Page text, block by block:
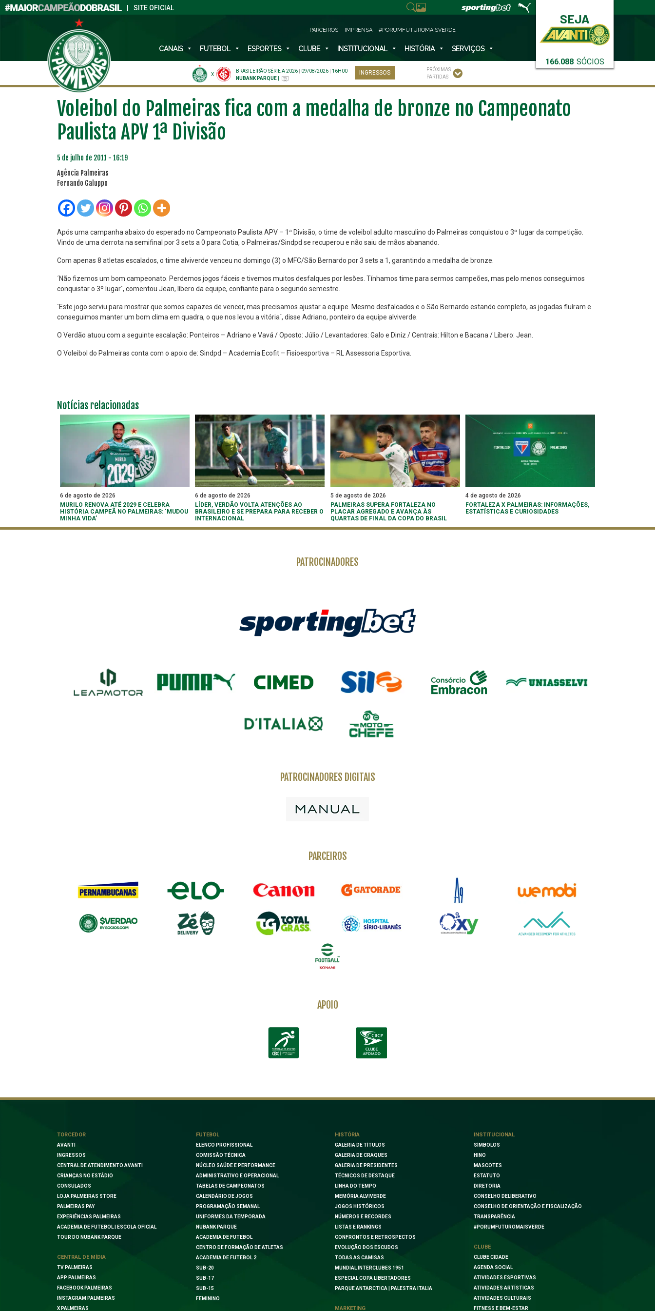
SITE OFICIAL
166.088 SÓCIOS
PARCEIROS IMPRENSA #PORUMFUTUROMAISVERDE
CANAIS FUTEBOL ESPORTES CLUBE INSTITUCIONAL HISTÓRIA SERVIÇOS
X
BRASILEIRÃO SÉRIE A 2026 09/08/2026
16H00
NUBANK PARQUE
INGRESSOS
PRÓXIMAS
PARTIDAS
Voleibol do Palmeiras fica com a medalha de bronze no Campeonato
Paulista APV 1ª Divisão
5 de julho de 2011 - 16:19
Agência Palmeiras
Fernando Galuppo
Após uma campanha abaixo do esperado no Campeonato Paulista APV – 1ª Divisão, o time de voleibol adulto masculino do Palmeiras conquistou o 3º lugar da competição.
Vindo de uma derrota na semifinal por 3 sets a 0 para Cotia, o Palmeiras/Sindpd se recuperou e não saiu de mãos abanando.
Com apenas 8 atletas escalados, o time alviverde venceu no domingo (3) o MFC/São Bernardo por 3 sets a 1, garantindo a medalha de bronze.
´Não fizemos um bom campeonato. Perdemos jogos fáceis e tivemos muitos desfalques por lesões. Tínhamos time para sermos campeões, mas pelo menos conseguimos
conquistar o 3º lugar´, comentou Jean, líbero da equipe, confiante para o segundo semestre.
´Este jogo serviu para mostrar que somos capazes de vencer, mas precisamos ajustar a equipe. Mesmo desfalcados e o São Bernardo estando completo, as jogadas fluíram e
conseguimos manter um bom clima em quadra, o que nos levou a vitória´, disse Adriano, ponteiro da equipe alviverde.
O Verdão atuou com a seguinte escalação: Ponteiros – Adriano e Vavá / Oposto: Júlio / Levantadores: Galo e Diniz / Centrais: Hilton e Bacana / Líbero: Jean.
O Voleibol do Palmeiras conta com o apoio de: Sindpd – Academia Ecofit – Fisioesportiva – RL Assessoria Esportiva.
Notícias relacionadas
6 de agosto de 2026
MURILO RENOVA ATÉ 2029 E CELEBRA
HISTÓRIA CAMPEÃ NO PALMEIRAS: ‘MUDOU
MINHA VIDA’
6 de agosto de 2026
LÍDER, VERDÃO VOLTA ATENÇÕES AO
BRASILEIRO E SE PREPARA PARA RECEBER O
INTERNACIONAL
5 de agosto de 2026
PALMEIRAS SUPERA FORTALEZA NO
PLACAR AGREGADO E AVANÇA ÀS
QUARTAS DE FINAL DA COPA DO BRASIL
4 de agosto de 2026
FORTALEZA X PALMEIRAS: INFORMAÇÕES,
ESTATÍSTICAS E CURIOSIDADES
PATROCINADORES
PATROCINADORES DIGITAIS
PARCEIROS
APOIO
TORCEDOR
AVANTI
INGRESSOS
CENTRAL DE ATENDIMENTO AVANTI
CRIANÇAS NO ESTÁDIO
CONSULADOS
LOJA PALMEIRAS STORE
PALMEIRAS PAY
EXPERIÊNCIAS PALMEIRAS
ACADEMIA DE FUTEBOL | ESCOLA OFICIAL
TOUR DO NUBANK PARQUE
CENTRAL DE MÍDIA
TV PALMEIRAS
APP PALMEIRAS
FACEBOOK PALMEIRAS
INSTAGRAM PALMEIRAS
X PALMEIRAS
FUTEBOL
ELENCO PROFISSIONAL
COMISSÃO TÉCNICA
NÚCLEO SAÚDE E PERFORMANCE
ADMINISTRATIVO E OPERACIONAL
TABELAS DE CAMPEONATOS
CALENDÁRIO DE JOGOS
PROGRAMAÇÃO SEMANAL
UNIFORMES DA TEMPORADA
NUBANK PARQUE
ACADEMIA DE FUTEBOL
CENTRO DE FORMAÇÃO DE ATLETAS
ACADEMIA DE FUTEBOL 2
SUB-20
SUB-17
SUB-15
FEMININO
HISTÓRIA
GALERIA DE TÍTULOS
GALERIA DE CRAQUES
GALERIA DE PRESIDENTES
TÉCNICOS DE DESTAQUE
LINHA DO TEMPO
MEMÓRIA ALVIVERDE
JOGOS HISTÓRICOS
NÚMEROS E RECORDES
LISTAS E RANKINGS
CONFRONTOS E RETROSPECTOS
EVOLUÇÃO DOS ESCUDOS
TODAS AS CAMISAS
MUNDIAL INTERCLUBES 1951
ESPECIAL COPA LIBERTADORES
PARQUE ANTARCTICA | PALESTRA ITALIA
MARKETING
INSTITUCIONAL
SÍMBOLOS
HINO
MASCOTES
ESTATUTO
DIRETORIA
CONSELHO DELIBERATIVO
CONSELHO DE ORIENTAÇÃO E FISCALIZAÇÃO
TRANSPARÊNCIA
#PORUMFUTUROMAISVERDE
CLUBE
CLUBE CIDADE
AGENDA SOCIAL
ATIVIDADES ESPORTIVAS
ATIVIDADES ARTÍSTICAS
ATIVIDADES CULTURAIS
FITNESS E BEM-ESTAR